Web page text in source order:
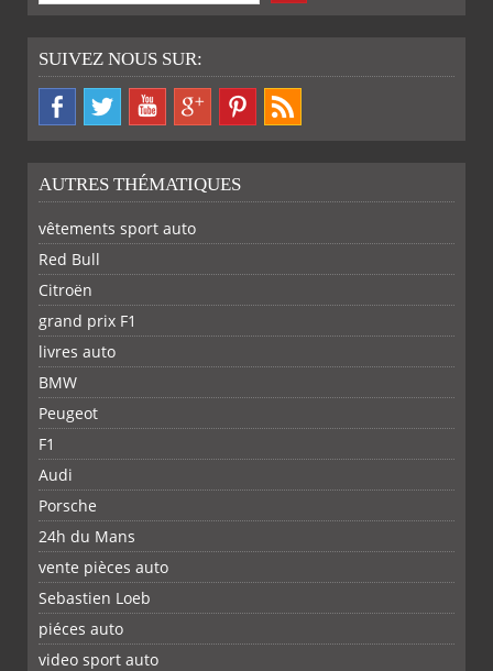
SUIVEZ NOUS SUR:
FACEBOOKTWITTER
AUTRES THÉMATIQUES
vêtements sport auto
Red Bull
Citroën
grand prix F1
livres auto
BMW
Peugeot
F1
Audi
Porsche
24h du Mans
vente pièces auto
Sebastien Loeb
piéces auto
video sport auto